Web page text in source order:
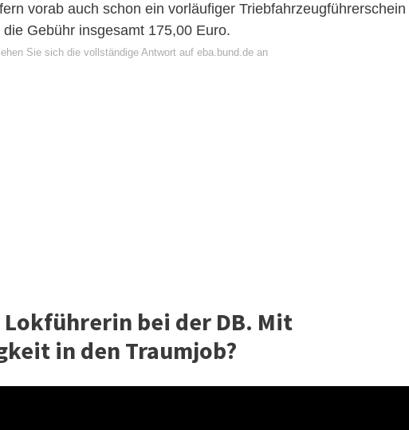
vorab auch schon ein vorläufiger Triebfahrzeugführerschein
Gebühr insgesamt 175,00 Euro.
Sie sich die vollständige Antwort auf eba.bund.de an
bei der DB. Mit
in den Traumjob?